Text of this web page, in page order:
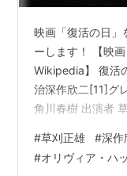
映画「復活の日」
ーします！ 【映
Wikipedia】 復活
治深作欣二[11]グ
角川春樹 出演者
ト・ヴォーン千葉
ージ・ケネディ緒
#草刈正雄 #深作
#オリヴィア・ハ